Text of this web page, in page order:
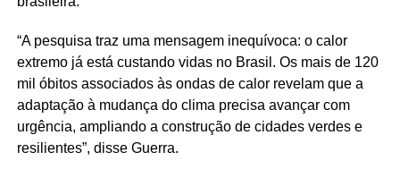
“A pesquisa traz uma mensagem inequívoca: o calor
extremo já está custando vidas no Brasil. Os mais de 120
mil óbitos associados às ondas de calor revelam que a
adaptação à mudança do clima precisa avançar com
urgência, ampliando a construção de cidades verdes e
resilientes”, disse Guerra.